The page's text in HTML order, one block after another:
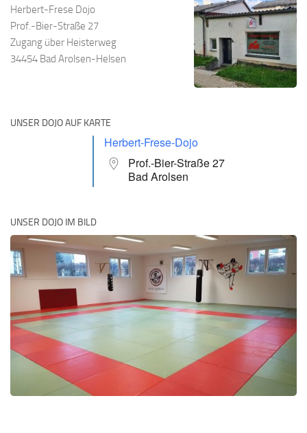
Herbert-Frese Dojo
Prof.-Bier-Straße 27
Zugang über Heisterweg
34454 Bad Arolsen-Helsen
UNSER DOJO AUF KARTE
Herbert-Frese-Dojo
Prof.-Bier-Straße 27
Bad Arolsen
UNSER DOJO IM BILD